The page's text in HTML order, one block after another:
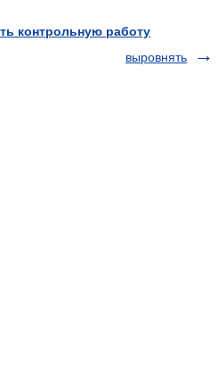
контрольную работу
выровнять